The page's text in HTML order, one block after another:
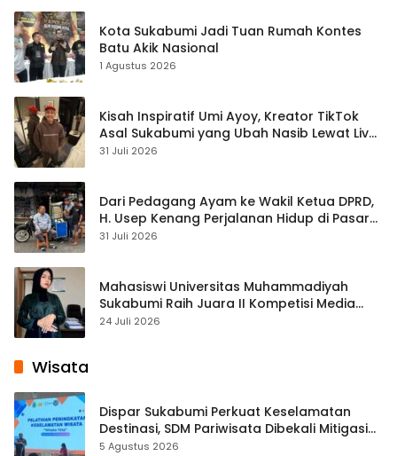
Kota Sukabumi Jadi Tuan Rumah Kontes
Batu Akik Nasional
1 Agustus 2026
Kisah Inspiratif Umi Ayoy, Kreator TikTok
Asal Sukabumi yang Ubah Nasib Lewat Live
Streaming
31 Juli 2026
Dari Pedagang Ayam ke Wakil Ketua DPRD,
H. Usep Kenang Perjalanan Hidup di Pasar
Cisaat
31 Juli 2026
Mahasiswi Universitas Muhammadiyah
Sukabumi Raih Juara II Kompetisi Media
Pembelajaran Digital Tingkat Internasional
24 Juli 2026
Wisata
Dispar Sukabumi Perkuat Keselamatan
Destinasi, SDM Pariwisata Dibekali Mitigasi
hingga Teknik Evakuasi
5 Agustus 2026